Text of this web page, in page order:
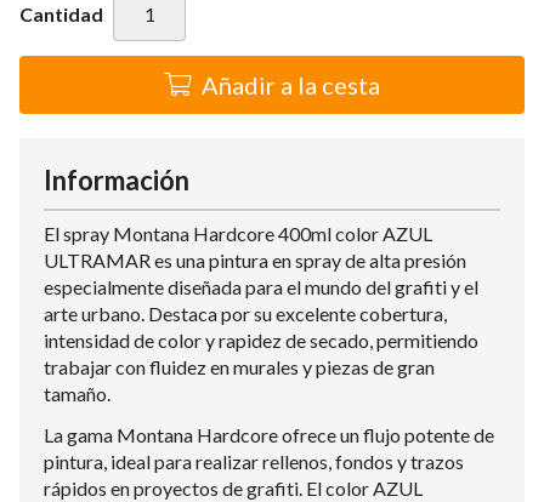
Cantidad
Añadir a la cesta
Información
El spray Montana Hardcore 400ml color AZUL
ULTRAMAR es una pintura en spray de alta presión
especialmente diseñada para el mundo del grafiti y el
arte urbano. Destaca por su excelente cobertura,
intensidad de color y rapidez de secado, permitiendo
trabajar con fluidez en murales y piezas de gran
tamaño.
La gama Montana Hardcore ofrece un flujo potente de
pintura, ideal para realizar rellenos, fondos y trazos
rápidos en proyectos de grafiti. El color AZUL